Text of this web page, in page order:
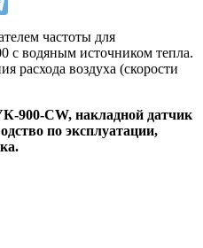
частоты для
с водяным источником тепла.
расхода воздуха (скорости
900-CW, накладной датчик
по эксплуатации,